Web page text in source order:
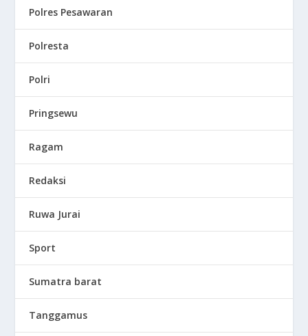
Polres Pesawaran
Polresta
Polri
Pringsewu
Ragam
Redaksi
Ruwa Jurai
Sport
Sumatra barat
Tanggamus